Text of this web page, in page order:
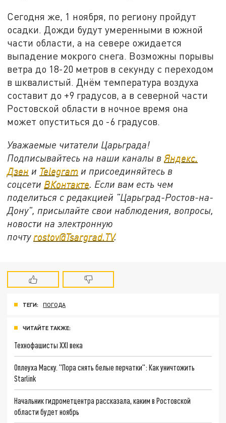
Сегодня же, 1 ноября, по региону пройдут
осадки. Дожди будут умеренными в южной
части области, а на севере ожидается
выпадение мокрого снега. Возможны порывы
ветра до 18-20 метров в секунду с переходом
в шквалистый. Днём температура воздуха
составит до +9 градусов, а в северной части
Ростовской области в ночное время она
может опуститься до -6 градусов.
Уважаемые читатели Царьграда!
Подписывайтесь на наши каналы вЯндекс.
Дзен и Telegram и присоединяйтесь в
соцсети ВКонтакте. Если вам есть чем
поделиться с редакцией "Царьград-Ростов-на-
Дону", присылайте свои наблюдения, вопросы,
новости на электронную
почту rostov@Tsargrad.ТV.
ТЕГИ: ПОГОДА
ЧИТАЙТЕ ТАКЖЕ:
Технофашисты XXI века
Оплеуха Маску. "Пора снять белые перчатки": Как уничтожить
Starlink
Начальник гидрометцентра рассказала, каким в Ростовской
области будет ноябрь